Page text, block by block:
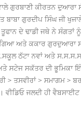
ਗੁਰਬਾਣੀ ਕੀਰਤਨ ਦੁਆਰਾ
ਗੁਰਦੀਪ ਸਿੰਘ ਜੀ
ਦੇ ਢਾਡੀ ਜਥੇ ਨੇ
ਅਤੇ ਕਕਾਰ ਗੁਰਦੁਆਰਾ
ਠੱਟਾ ਨਵਾਂ ਅਤੇ
ਸਟੇਜ ਸਕੱਤਰ ਦੀ ਭੂਮਿਕਾ
> ਤਸਵੀਰਾਂ > ਸਮਾਗਮ >
ਜਲਦੀ ਹੀ ਵੈਬਸਾਈਟ